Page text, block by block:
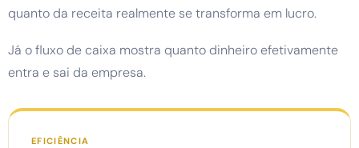
quanto da receita realmente se transforma em lucro.
Já o fluxo de caixa mostra quanto dinheiro efetivamente
entra e sai da empresa.
EFICIÊNCIA